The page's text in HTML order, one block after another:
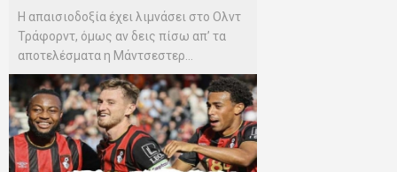
Η απαισιοδοξία έχει λιμνάσει στο Ολντ
Τράφορντ, όμως αν δεις πίσω απ’ τα
αποτελέσματα η Μάντσεστερ...